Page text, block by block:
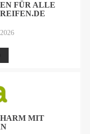
FÜR ALLE
MIT